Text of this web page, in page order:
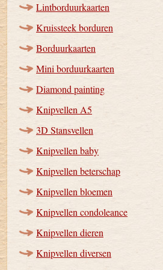
Lintborduurkaarten
Kruissteek borduren
Borduurkaarten
Mini borduurkaarten
Diamond painting
Knipvellen A5
3D Stansvellen
Knipvellen baby
Knipvellen beterschap
Knipvellen bloemen
Knipvellen condoleance
Knipvellen dieren
Knipvellen diversen